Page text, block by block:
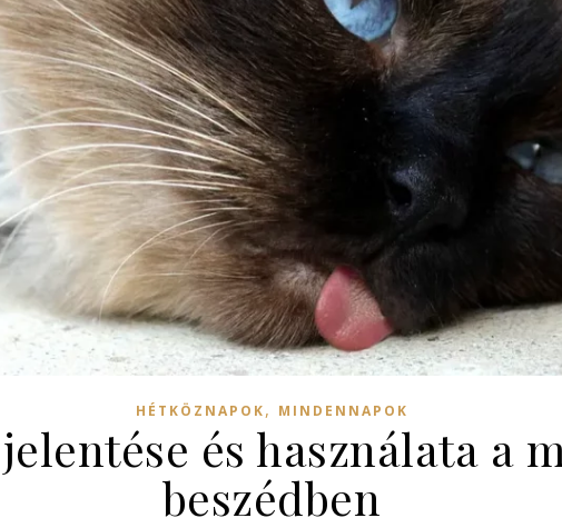
HÉTKÖZNAPOK, MINDENNAPOK
és használata a
beszédben